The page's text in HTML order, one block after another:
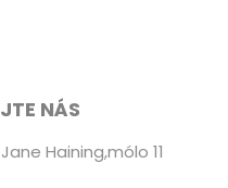
NÁS
Haining,mólo 11